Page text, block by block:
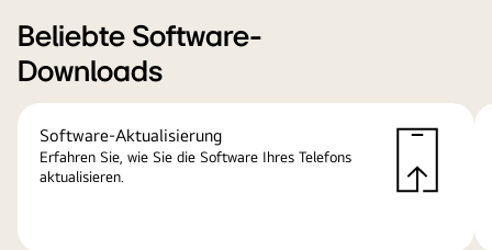
Beliebte Software-
Downloads
Software-Aktualisierung
Erfahren Sie, wie Sie die Software Ihres Telefons
aktualisieren.